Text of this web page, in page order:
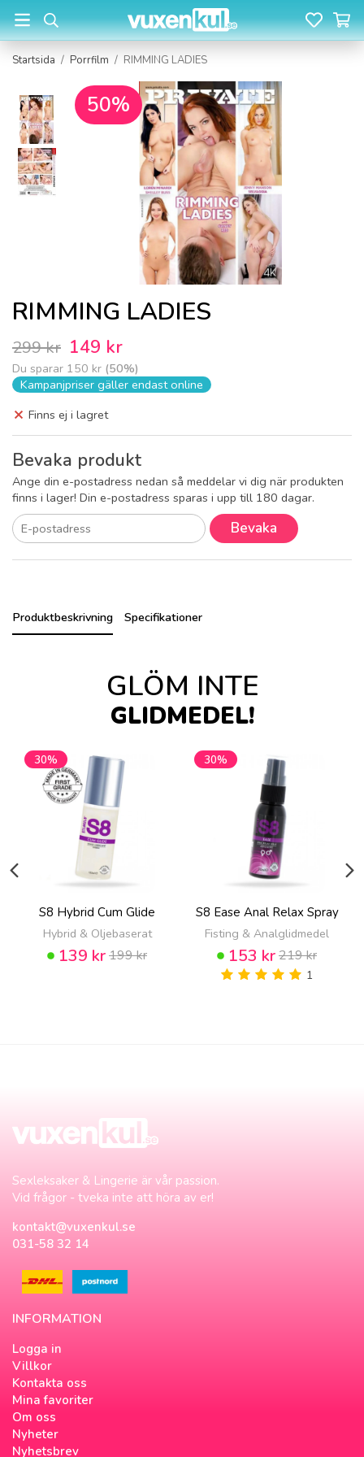
Startsida / Porrfilm / RIMMING LADIES
50%
RIMMING LADIES
299 kr 149 kr
Du sparar 150 kr (50%)
Kampanjpriser gäller endast online
Finns ej i lagret
Bevaka produkt
Ange din e-postadress nedan så meddelar vi dig när produkten
finns i lager! Din e-postadress sparas i upp till 180 dagar.
Bevaka
Produktbeskrivning Specifikationer
GLÖM INTE
GLIDMEDEL!
30%
S8 Hybrid Cum Glide
Hybrid & Oljebaserat
139 kr199 kr
30%
S8 Ease Anal Relax Spray
Fisting & Analglidmedel
153 kr219 kr
1
Sexleksaker & Lingerie är vår passion.
Vid frågor - tveka inte att höra av er!
kontakt@vuxenkul.se
031-58 32 14
INFORMATION
Logga in
Villkor
Kontakta oss
Mina favoriter
Om oss
Nyheter
Nyhetsbrev